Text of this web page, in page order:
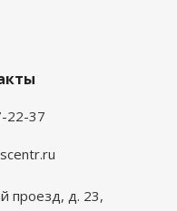
22-37
проезд, д. 23,